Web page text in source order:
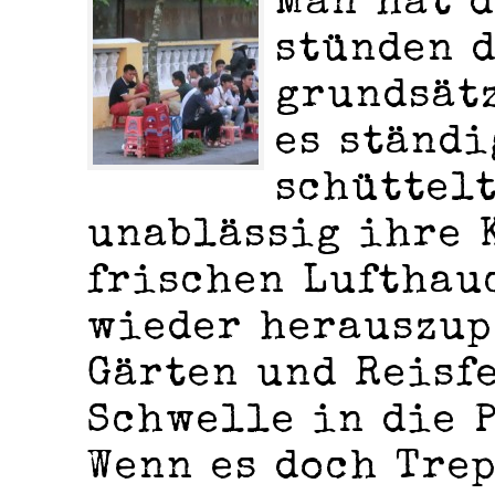
stünden
es
unablässig ihre
frischen
wieder
Gärten und
Schwelle in die
Wenn es doch